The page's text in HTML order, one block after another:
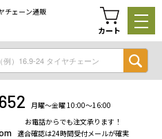
チェーン通販
カート
月曜〜金曜 10:00〜16:00
お電話からでも注文承ります！
適合確認は24時間受付メールが確実